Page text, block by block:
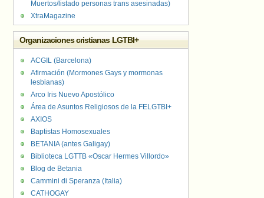
Muertos/listado personas trans asesinadas)
XtraMagazine
Organizaciones cristianas LGTBI+
ACGIL (Barcelona)
Afirmación (Mormones Gays y mormonas
lesbianas)
Arco Iris Nuevo Apostólico
Área de Asuntos Religiosos de la FELGTBI+
AXIOS
Baptistas Homosexuales
BETANIA (antes Galigay)
Biblioteca LGTTB «Oscar Hermes Villordo»
Blog de Betania
Cammini di Speranza (Italia)
CATHOGAY